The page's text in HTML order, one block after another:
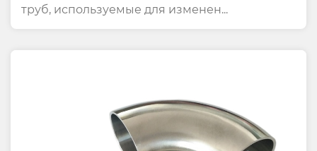
труб, используемые для изменен...